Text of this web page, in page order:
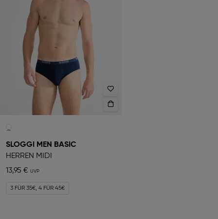
SLOGGI MEN BASIC
HERREN MIDI
13,95 €
3 FÜR 35€, 4 FÜR 45€